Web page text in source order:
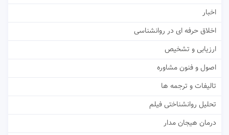
اخبار
اخلاق حرفه ای در روانشناسی
ارزیابی و تشخیص
اصول و فنون مشاوره
تالیفات و ترجمه ها
تحلیل روانشناختی فیلم
درمان هیجان مدار